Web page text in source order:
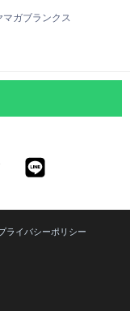
マガブランクス
ライバシーポリシー